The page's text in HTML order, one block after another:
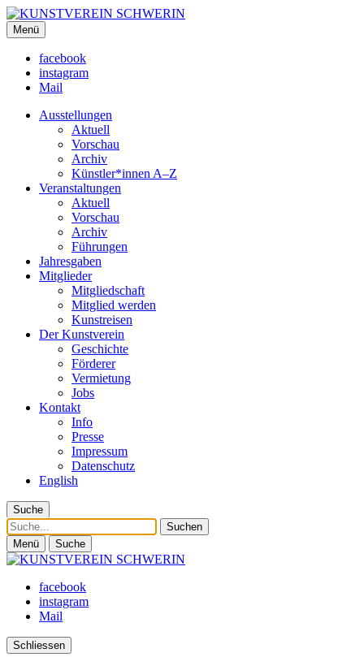
KUNSTVEREIN SCHWERIN
Für Mecklenburg und Vorpommern
Menü
facebook
instagram
Mail
Ausstellungen
Aktuell
Vorschau
Archiv
Künstler*innen A–Z
Veranstaltungen
Aktuell
Vorschau
Archiv
Führungen
Jahresgaben
Mitglieder
Mitgliedschaft
Mitglied werden
Kunstreisen
Der Kunstverein
Geschichte
Förderer
Vermietung
Jobs
Kontakt
Info
Presse
Impressum
Datenschutz
English
Suche
Suche
Menü Suche
facebook
instagram
Mail
Schliessen